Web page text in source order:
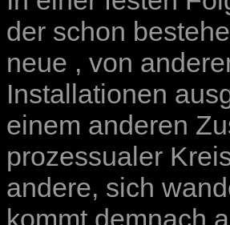
der schon
neue , von
Installationen
einem anderen
prozessualer
andere, sich